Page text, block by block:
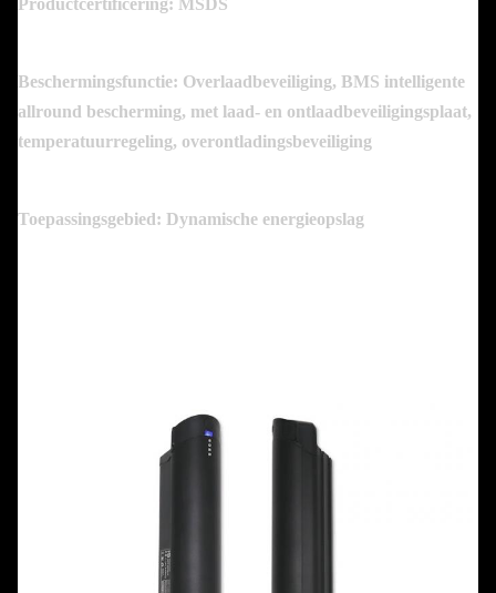
Productcertificering: MSDS
Beschermingsfunctie: Overlaadbeveiliging, BMS intelligente
allround bescherming, met laad- en ontlaadbeveiligingsplaat,
temperatuurregeling, overontladingsbeveiliging
Toepassingsgebied: Dynamische energieopslag